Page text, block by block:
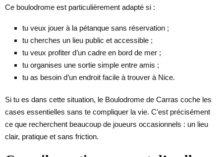
Ce boulodrome est particulièrement adapté si :
tu veux jouer à la pétanque sans réservation ;
tu cherches un lieu public et accessible ;
tu veux profiter d’un cadre en bord de mer ;
tu organises une sortie simple entre amis ;
tu as besoin d’un endroit facile à trouver à Nice.
Si tu es dans cette situation, le Boulodrome de Carras coche les
cases essentielles sans te compliquer la vie. C’est précisément
ce que recherchent beaucoup de joueurs occasionnels : un lieu
clair, pratique et sans friction.